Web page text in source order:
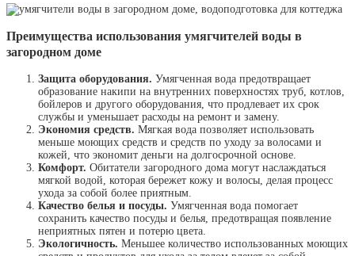
Преимущества использования умягчителей воды в
загородном доме
Защита оборудования. Умягченная вода предотвращает
образование накипи на внутренних поверхностях труб, котлов,
бойлеров и другого оборудования, что продлевает их срок
службы и уменьшает расходы на ремонт и замену.
Экономия средств. Мягкая вода позволяет использовать
меньше моющих средств и средств по уходу за волосами и
кожей, что экономит деньги на долгосрочной основе.
Комфорт. Обитатели загородного дома могут наслаждаться
мягкой водой, которая бережет кожу и волосы, делая процесс
ухода за собой более приятным.
Качество белья и посуды. Умягченная вода помогает
сохранить качество посуды и белья, предотвращая появление
неприятных пятен и потерю цвета.
Экологичность. Меньшее количество использованных моющих